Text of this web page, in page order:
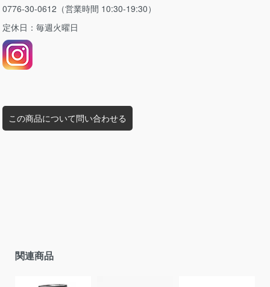
0776-30-0612（営業時間 10:30-19:30）
定休日：毎週火曜日
この商品について問い合わせる
関連商品